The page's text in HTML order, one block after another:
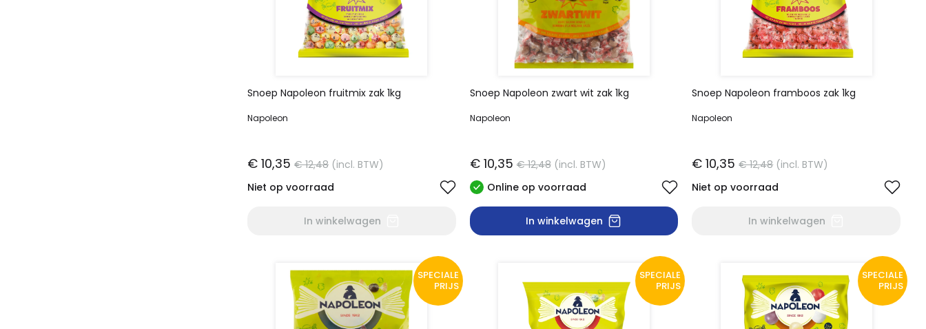
Snoep Napoleon fruitmix zak 1kg
Napoleon
€ 10,35 € 12,48 (incl. BTW)
Niet op voorraad
In winkelwagen
Snoep Napoleon zwart wit zak 1kg
Napoleon
€ 10,35€ 12,48 (incl. BTW)
Online op voorraad
In winkelwagen
Snoep Napoleon framboos zak 1kg
Napoleon
€ 10,35€ 12,48 (incl. BTW)
Niet op voorraad
In winkelwagen
SPECIALE
PRIJS
SPECIALE
PRIJS
SPECIALE
PRIJS